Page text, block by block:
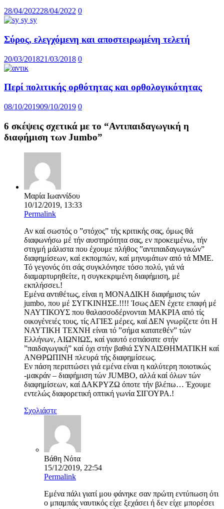
28/04/202228/04/2022 0
Σύρος, ελεγχόμενη και αποστειρωμένη τελετή
20/03/201821/03/2018 0
Περί πολιτικής ορθότητας και ορθολογικότητας
08/10/201909/10/2019 0
6 σκέψεις σχετικά με το “Αντιπαιδαγωγική η
διαφήμιση των Jumbo”
Μαρία Ιωαννίδου
10/12/2019, 13:33
Permalink
Αν καί σωστός ο ”στόχος” τής κριτικής σας, όμως θά
διαφωνήσω μέ τήν αυστηρότητα σας, εν προκειμένω, τήν
στιγμή μάλιστα που έχουμε πλήθος ”αντιπαιδαγωγικών”
διαφημίσεων, καί εκπομπών, καί μηνυμάτων από τά ΜΜΕ.
Τό γεγονός ότι σάς συγκλόνησε τόσο πολύ, γιά νά
διαμαρτυρηθείτε, η συγκεκριμένη διαφήμιση, μέ
εκπλήσσει.!
Εμένα αντιθέτως, είναι η ΜΟΝΑΔΙΚΗ διαφήμισις τών
jumbo, που μέ ΣΥΓΚΙΝΗΣΕ.!!!! Ἰσως ΔΕΝ έχετε επαφή μέ
ΝΑΥΤΙΚΟΥΣ που θαλασσοδέρνονται ΜΑΚΡΙΑ από τίς
οικογένειές τους, τίς ΑΓΙΕΣ μέρες, καί ΔΕΝ γνωρίζετε ότι Η
ΝΑΥΤΙΚΗ ΤΕΧΝΗ είναι τό ”σήμα κατατεθέν” τών
Ελλήνων, ΑΙΩΝΙΩΣ, καί γιαυτό εστιάσατε στήν
”παιδαγωγική” καί όχι στήν βαθιά ΣΥΝΑΙΣΘΗΜΑΤΙΚΗ καί
ΑΝΘΡΩΠΙΝΗ πλευρά τής διαφημίσεως.
Εν πάση περιπτώσει γιά εμένα είναι η καλύτερη ποιοτικώς
-μακράν – διαφήμιση τών JUMBO, αλλά καί όλων τών
διαφημίσεων, καί ΔΑΚΡΥΖΩ όποτε τήν βλέπω… Έχουμε
εντελώς διαφορετική οπτική γωνία ΣΙΓΟΥΡΑ.!
Σχολιάστε
Βάθη Νότα
15/12/2019, 22:54
Permalink
Εμένα πάλι γιατί μου φάνηκε σαν πρώτη εντύπωση ότι
ο μπαμπάς ναυτικός είχε ξεχάσει ή δεν είχε μπορέσει